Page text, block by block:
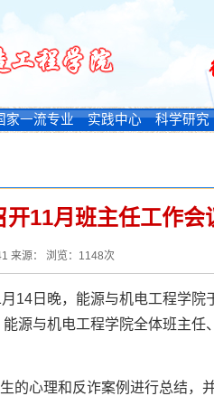
家一流专业 实践中心 科学研究
11月班主任工作会
来源： 浏览： 1148次
14日晚，能源与机电工程学院
源与机电工程学院全体班主任
的心理和反诈案例进行总结，